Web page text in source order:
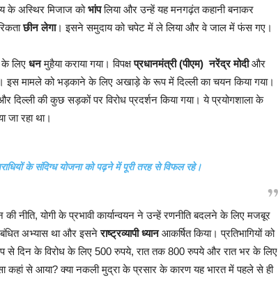
के अस्थिर मिजाज कोभांपलिया और उन्हें यह मनगढ़ंत कहानी बनाकर
छीन लेगा। इसने समुदाय को चपेट में ले लिया और वे जाल में फंस गए।
लिए धनमुहैया कराया गया। विपक्षप्रधानमंत्री (पीएम) नरेंद्र मोदीऔर
इस मामले को भड़काने के लिए अखाड़े के रूप में दिल्ली का चयन किया गया।
दिल्ली की कुछ सड़कों पर विरोध प्रदर्शन किया गया। ये प्रयोगशाला के
जा रहा था।
के संदिग्ध योजना को पढ़ने में पूरी तरह से विफल रहे।
नीति, योगी के प्रभावी कार्यान्वयन ने उन्हें रणनीति बदलने के लिए मजबूर
अभ्यास था और इसनेराष्ट्रव्यापी ध्यानआकर्षित किया। प्रतिभागियों को
से दिन के विरोध के लिए 500 रुपये, रात तक 800 रुपये और रात भर के लिए
कहां से आया? क्या नकली मुद्रा के प्रसार के कारण यह भारत में पहले से ही